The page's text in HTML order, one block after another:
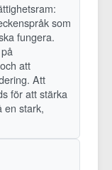
som
fungera.
att
Att
för att stärka
en stark,